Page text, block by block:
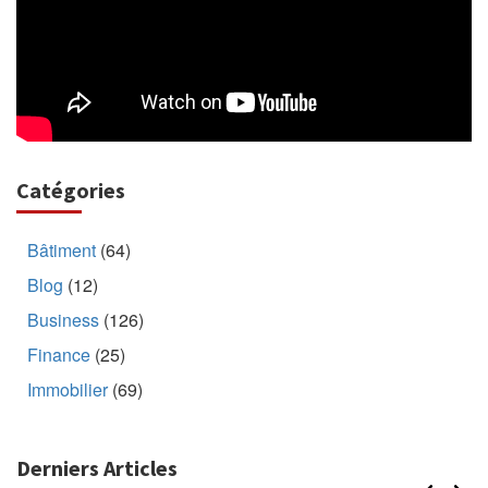
Catégories
Bâtiment (64)
Blog (12)
Business (126)
Finance (25)
Immobilier(69)
Derniers Articles